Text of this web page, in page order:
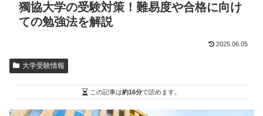
獨協大学の受験対策！難易度や合格に向け
ての勉強法を解説
2025.06.05
大学受験情報
この記事は約16分で読めます。